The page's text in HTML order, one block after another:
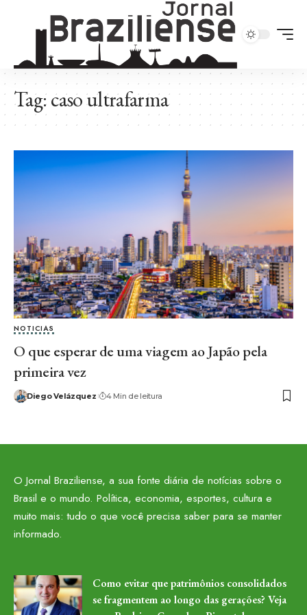
Tag:caso ultrafarma
NOTICIAS
O que esperar de uma viagem ao Japão pela
primeira vez
Diego Velázquez 4 Min de leitura
O Jornal Braziliense, a sua fonte diária de notícias sobre o
Brasil e o mundo. Política, economia, esportes, cultura e
muito mais: tudo o que você precisa saber para se manter
informado.
Como evitar que patrimônios consolidados
se fragmentem ao longo das gerações? Veja